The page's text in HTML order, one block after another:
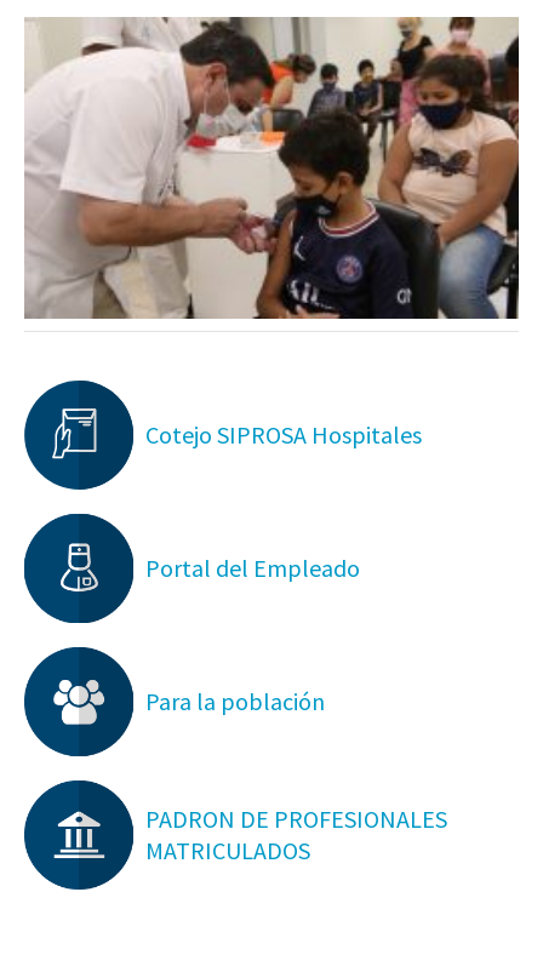
Cotejo SIPROSA Hospitales
Portal del Empleado
Para la población
PADRON DE PROFESIONALES
MATRICULADOS